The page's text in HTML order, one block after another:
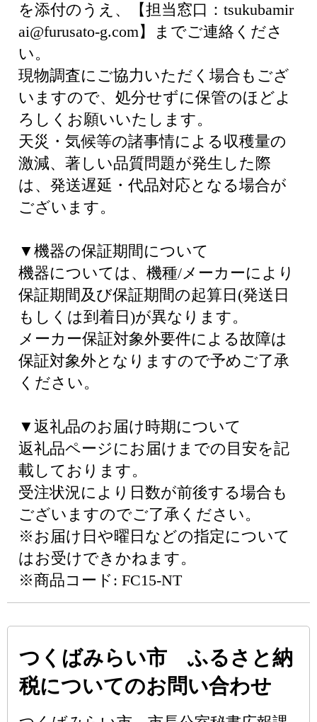
を添付のうえ、【担当窓口：tsukubamir
ai@furusato-g.com】までご連絡くださ
い。
現物調査にご協力いただく場合もござ
いますので、処分せずに保管のほどよ
ろしくお願いいたします。
天災・気候等の諸事情による収穫量の
激減、著しい品質問題が発生した際
は、発送遅延・代品対応となる場合が
ございます。
▼機器の保証期間について
機器については、機種/メーカーにより
保証期間及び保証期間の起算日(発送日
もしくは到着日)が異なります。
メーカー保証対象外要件による故障は
保証対象外となりますので予めご了承
ください。
▼返礼品のお届け時期について
返礼品ページにお届けまでの目安を記
載しております。
受注状況により日数が前後する場合も
ございますのでご了承ください。
※お届け日や曜日などの指定について
はお受けできかねます。
※商品コード: FC15-NT
つくばみらい市 ふるさと納
税についてのお問い合わせ